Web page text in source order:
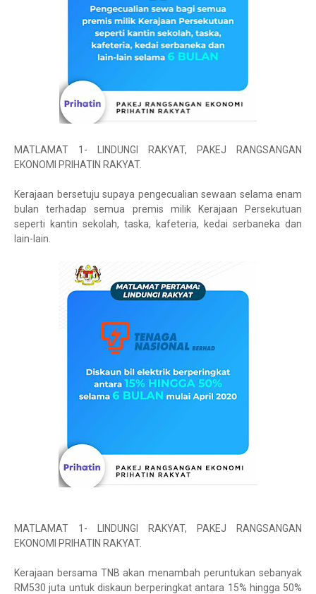
MATLAMAT 1- LINDUNGI RAKYAT, PAKEJ RANGSANGAN
EKONOMI PRIHATIN RAKYAT.
Kerajaan bersetuju supaya pengecualian sewaan selama enam
bulan terhadap semua premis milik Kerajaan Persekutuan
seperti kantin sekolah, taska, kafeteria, kedai serbaneka dan
lain-lain.
MATLAMAT 1- LINDUNGI RAKYAT, PAKEJ RANGSANGAN
EKONOMI PRIHATIN RAKYAT.
Kerajaan bersama TNB akan menambah peruntukan sebanyak
RM530 juta untuk diskaun berperingkat antara 15% hingga 50%